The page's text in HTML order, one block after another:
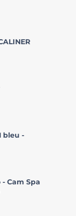
bleu -
Cam Spa